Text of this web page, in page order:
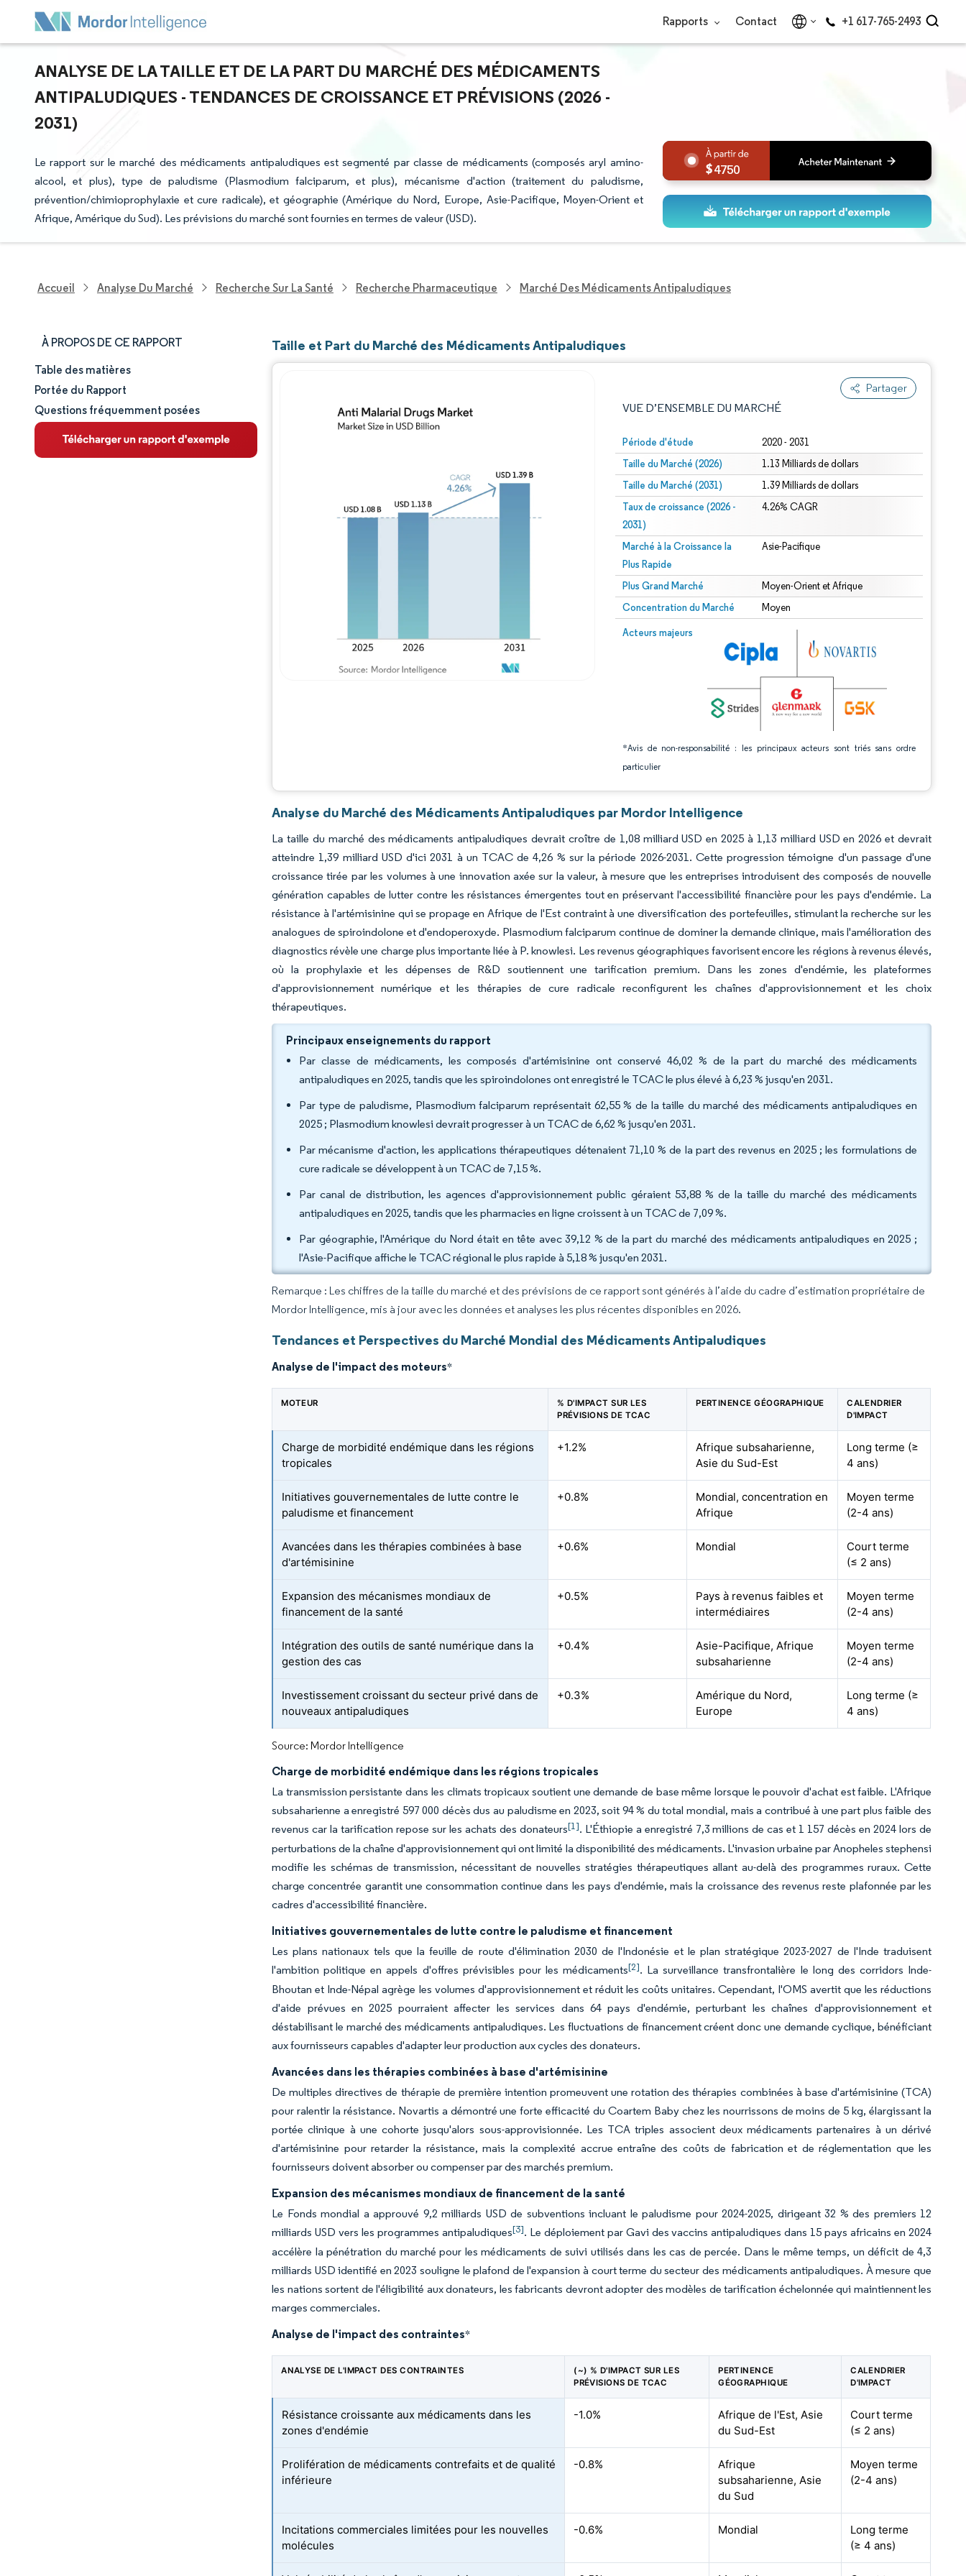
Rapports Contact +1 617-765-2493
ANALYSE DE LA TAILLE ET DE LA PART DU MARCHÉ DES MÉDICAMENTS
ANTIPALUDIQUES - TENDANCES DE CROISSANCE ET PRÉVISIONS (2026 -
2031)
Le rapport sur le marché des médicaments antipaludiques est segmenté par classe de médicaments (composés aryl amino-
alcool, et plus), type de paludisme (Plasmodium falciparum, et plus), mécanisme d'action (traitement du paludisme,
prévention/chimioprophylaxie et cure radicale), et géographie (Amérique du Nord, Europe, Asie-Pacifique, Moyen-Orient et
Afrique, Amérique du Sud). Les prévisions du marché sont fournies en termes de valeur (USD).
4750
Accueil Analyse Du Marché Recherche Sur La Santé Recherche Pharmaceutique Marché Des Médicaments Antipaludiques
À PROPOS DE CE RAPPORT
Taille et part de marché
Analyse du marché
Tendances et perspectives
Table des matières
Portée du Rapport
Questions fréquemment posées
Taille et Part du Marché des Médicaments Antipaludiques
Partager
VUE D’ENSEMBLE DU MARCHÉ
Période d'étude 2020 - 2031
Taille du Marché (2026) 1.13 Milliards de dollars
Taille du Marché (2031) 1.39 Milliards de dollars
Taux de croissance (2026 -
2031)
4.26% CAGR
Marché à la Croissance la
Plus Rapide
Asie-Pacifique
Plus Grand Marché Moyen-Orient et Afrique
Concentration du Marché Moyen
Acteurs majeurs
*Avis de non-responsabilité : les principaux acteurs sont triés sans ordre
particulier
Image © Mordor Intelligence. La réutilisation nécessite une attribution sous CC BY 4.0.
Image © Mordor Intelligence. La réutilisation nécessite une attribution sous CC BY 4.0.
Analyse du Marché des Médicaments Antipaludiques par Mordor Intelligence
La taille du marché des médicaments antipaludiques devrait croître de 1,08 milliard USD en 2025 à 1,13 milliard USD en 2026 et devrait
atteindre 1,39 milliard USD d'ici 2031 à un TCAC de 4,26 % sur la période 2026-2031. Cette progression témoigne d'un passage d'une
croissance tirée par les volumes à une innovation axée sur la valeur, à mesure que les entreprises introduisent des composés de nouvelle
génération capables de lutter contre les résistances émergentes tout en préservant l'accessibilité financière pour les pays d'endémie. La
résistance à l'artémisinine qui se propage en Afrique de l'Est contraint à une diversification des portefeuilles, stimulant la recherche sur les
analogues de spiroindolone et d'endoperoxyde. Plasmodium falciparum continue de dominer la demande clinique, mais l'amélioration des
diagnostics révèle une charge plus importante liée à P. knowlesi. Les revenus géographiques favorisent encore les régions à revenus élevés,
où la prophylaxie et les dépenses de R&D soutiennent une tarification premium. Dans les zones d'endémie, les plateformes
d'approvisionnement numérique et les thérapies de cure radicale reconfigurent les chaînes d'approvisionnement et les choix
thérapeutiques.
Principaux enseignements du rapport
Par classe de médicaments, les composés d'artémisinine ont conservé 46,02 % de la part du marché des médicaments
antipaludiques en 2025, tandis que les spiroindolones ont enregistré le TCAC le plus élevé à 6,23 % jusqu'en 2031.
Par type de paludisme, Plasmodium falciparum représentait 62,55 % de la taille du marché des médicaments antipaludiques en
2025 ; Plasmodium knowlesi devrait progresser à un TCAC de 6,62 % jusqu'en 2031.
Par mécanisme d'action, les applications thérapeutiques détenaient 71,10 % de la part des revenus en 2025 ; les formulations de
cure radicale se développent à un TCAC de 7,15 %.
Par canal de distribution, les agences d'approvisionnement public géraient 53,88 % de la taille du marché des médicaments
antipaludiques en 2025, tandis que les pharmacies en ligne croissent à un TCAC de 7,09 %.
Par géographie, l'Amérique du Nord était en tête avec 39,12 % de la part du marché des médicaments antipaludiques en 2025 ;
l'Asie-Pacifique affiche le TCAC régional le plus rapide à 5,18 % jusqu'en 2031.
Remarque : Les chiffres de la taille du marché et des prévisions de ce rapport sont générés à l’aide du cadre d’estimation propriétaire de
Mordor Intelligence, mis à jour avec les données et analyses les plus récentes disponibles en 2026.
Tendances et Perspectives du Marché Mondial des Médicaments Antipaludiques
Analyse de l'impact des moteurs*
MOTEUR
% D'IMPACT SUR LES
PRÉVISIONS DE TCAC
PERTINENCE GÉOGRAPHIQUE
CALENDRIER
D'IMPACT
Charge de morbidité endémique dans les régions
tropicales
+1.2%
Afrique subsaharienne,
Asie du Sud-Est
Long terme (≥
4 ans)
Initiatives gouvernementales de lutte contre le
paludisme et financement
+0.8%
Mondial, concentration en
Afrique
Moyen terme
(2-4 ans)
Avancées dans les thérapies combinées à base
d'artémisinine
+0.6% Mondial
Court terme
(≤ 2 ans)
Expansion des mécanismes mondiaux de
financement de la santé
+0.5%
Pays à revenus faibles et
intermédiaires
Moyen terme
(2-4 ans)
Intégration des outils de santé numérique dans la
gestion des cas
+0.4%
Asie-Pacifique, Afrique
subsaharienne
Moyen terme
(2-4 ans)
Investissement croissant du secteur privé dans de
nouveaux antipaludiques
+0.3%
Amérique du Nord,
Europe
Long terme (≥
4 ans)
Source: Mordor Intelligence
Charge de morbidité endémique dans les régions tropicales
La transmission persistante dans les climats tropicaux soutient une demande de base même lorsque le pouvoir d'achat est faible. L'Afrique
subsaharienne a enregistré 597 000 décès dus au paludisme en 2023, soit 94 % du total mondial, mais a contribué à une part plus faible des
revenus car la tarification repose sur les achats des donateurs[1]. L'Éthiopie a enregistré 7,3 millions de cas et 1 157 décès en 2024 lors de
perturbations de la chaîne d'approvisionnement qui ont limité la disponibilité des médicaments. L'invasion urbaine par Anopheles stephensi
modifie les schémas de transmission, nécessitant de nouvelles stratégies thérapeutiques allant au-delà des programmes ruraux. Cette
charge concentrée garantit une consommation continue dans les pays d'endémie, mais la croissance des revenus reste plafonnée par les
cadres d'accessibilité financière.
Initiatives gouvernementales de lutte contre le paludisme et financement
Les plans nationaux tels que la feuille de route d'élimination 2030 de l'Indonésie et le plan stratégique 2023-2027 de l'Inde traduisent
l'ambition politique en appels d'offres prévisibles pour les médicaments[2]. La surveillance transfrontalière le long des corridors Inde-
Bhoutan et Inde-Népal agrège les volumes d'approvisionnement et réduit les coûts unitaires. Cependant, l'OMS avertit que les réductions
d'aide prévues en 2025 pourraient affecter les services dans 64 pays d'endémie, perturbant les chaînes d'approvisionnement et
déstabilisant le marché des médicaments antipaludiques. Les fluctuations de financement créent donc une demande cyclique, bénéficiant
aux fournisseurs capables d'adapter leur production aux cycles des donateurs.
Avancées dans les thérapies combinées à base d'artémisinine
De multiples directives de thérapie de première intention promeuvent une rotation des thérapies combinées à base d'artémisinine (TCA)
pour ralentir la résistance. Novartis a démontré une forte efficacité du Coartem Baby chez les nourrissons de moins de 5 kg, élargissant la
portée clinique à une cohorte jusqu'alors sous-approvisionnée. Les TCA triples associent deux médicaments partenaires à un dérivé
d'artémisinine pour retarder la résistance, mais la complexité accrue entraîne des coûts de fabrication et de réglementation que les
fournisseurs doivent absorber ou compenser par des marchés premium.
Expansion des mécanismes mondiaux de financement de la santé
Le Fonds mondial a approuvé 9,2 milliards USD de subventions incluant le paludisme pour 2024-2025, dirigeant 32 % des premiers 12
milliards USD vers les programmes antipaludiques[3]. Le déploiement par Gavi des vaccins antipaludiques dans 15 pays africains en 2024
accélère la pénétration du marché pour les médicaments de suivi utilisés dans les cas de percée. Dans le même temps, un déficit de 4,3
milliards USD identifié en 2023 souligne le plafond de l'expansion à court terme du secteur des médicaments antipaludiques. À mesure que
les nations sortent de l'éligibilité aux donateurs, les fabricants devront adopter des modèles de tarification échelonnée qui maintiennent les
marges commerciales.
Analyse de l'impact des contraintes*
ANALYSE DE L'IMPACT DES CONTRAINTES
(~) % D'IMPACT SUR LES
PRÉVISIONS DE TCAC
PERTINENCE
GÉOGRAPHIQUE
CALENDRIER
D'IMPACT
Résistance croissante aux médicaments dans les
zones d'endémie
-1.0%
Afrique de l'Est, Asie
du Sud-Est
Court terme
(≤ 2 ans)
Prolifération de médicaments contrefaits et de qualité
inférieure
-0.8%
Afrique
subsaharienne, Asie
du Sud
Moyen terme
(2-4 ans)
Incitations commerciales limitées pour les nouvelles
molécules
-0.6% Mondial
Long terme
(≥ 4 ans)